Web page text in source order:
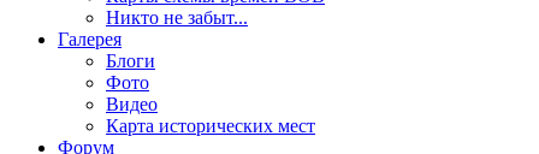
Никто не забыт...
Галерея
Блоги
Фото
Видео
Карта исторических мест
Форум